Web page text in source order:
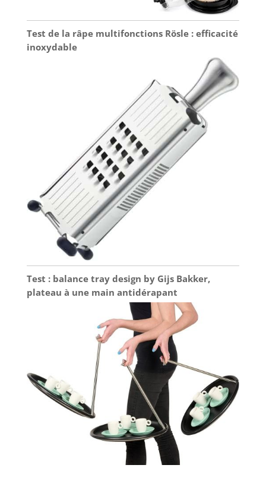
Test de la râpe multifonctions Rösle : efficacité
inoxydable
Test : balance tray design by Gijs Bakker,
plateau à une main antidérapant